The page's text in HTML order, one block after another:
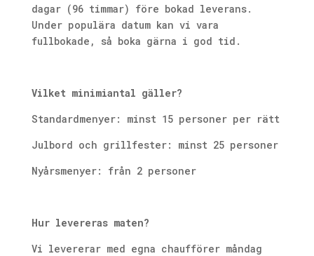
dagar (96 timmar) före bokad leverans.
Under populära datum kan vi vara
fullbokade, så boka gärna i god tid.
Vilket minimiantal gäller?
Standardmenyer: minst 15 personer per rätt
Julbord och grillfester: minst 25 personer
Nyårsmenyer: från 2 personer
Hur levereras maten?
Vi levererar med egna chaufförer måndag